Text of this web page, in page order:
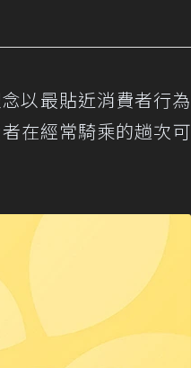
以最貼近消費者行為
在經常騎乘的趟次可